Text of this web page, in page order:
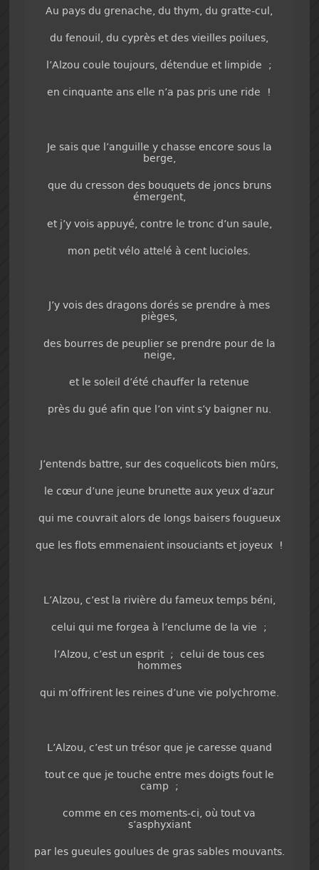
Au pays du grenache, du thym, du gratte-cul,
du fenouil, du cyprès et des vieilles poilues,
l’Alzou coule toujours, détendue et limpide ;
en cinquante ans elle n’a pas pris une ride !
Je sais que l’anguille y chasse encore sous la
berge,
que du cresson des bouquets de joncs bruns
émergent,
et j’y vois appuyé, contre le tronc d’un saule,
mon petit vélo attelé à cent lucioles.
J’y vois des dragons dorés se prendre à mes
pièges,
des bourres de peuplier se prendre pour de la
neige,
et le soleil d’été chauffer la retenue
près du gué afin que l’on vint s’y baigner nu.
J’entends battre, sur des coquelicots bien mûrs,
le cœur d’une jeune brunette aux yeux d’azur
qui me couvrait alors de longs baisers fougueux
que les flots emmenaient insouciants et joyeux !
L’Alzou, c’est la rivière du fameux temps béni,
celui qui me forgea à l’enclume de la vie ;
l’Alzou, c’est un esprit ; celui de tous ces
hommes
qui m’offrirent les reines d’une vie polychrome.
L’Alzou, c’est un trésor que je caresse quand
tout ce que je touche entre mes doigts fout le
camp ;
comme en ces moments-ci, où tout va
s’asphyxiant
par les gueules goulues de gras sables mouvants.